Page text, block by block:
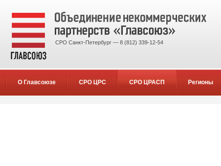
СРО Санкт-Петербург — 8 (812) 339-12-54
О Главсоюзе СРО ЦРС СРО ЦРАСП Регионы